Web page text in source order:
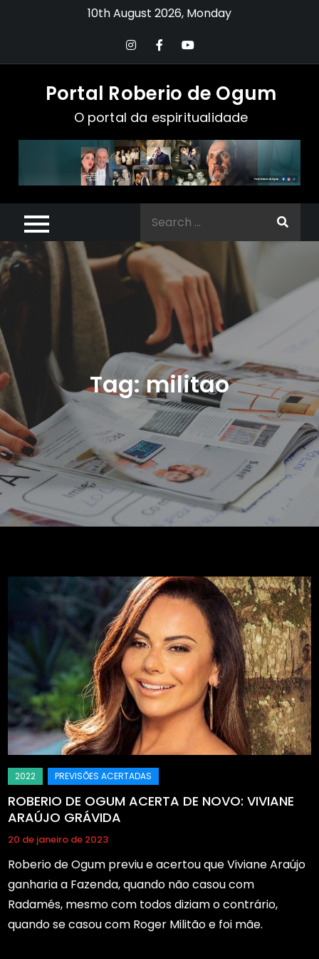
10th August 2026, Monday
Portal Roberio de Ogum
O portal da espiritualidade
Tag:militao
ROBERIO DE OGUM ACERTA DE NOVO: VIVIANE
ARAÚJO GRÁVIDA
20 de janeiro de 2023
Roberio de Ogum previu e acertou que Viviane Araújo
ganharia a Fazenda, quando não casou com
Radamés, mesmo com todos diziam o contrário,
quando se casou com Roger Militão e foi mãe.